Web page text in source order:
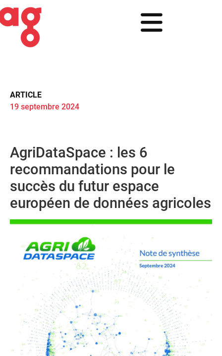
ARTICLE
19 septembre 2024
AgriDataSpace : les 6
recommandations pour le
succès du futur espace
européen de données agricoles